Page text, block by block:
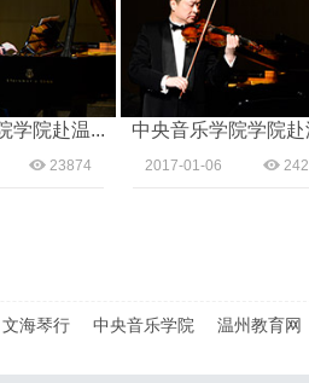
赴温...
23874
中央音乐学院学院赴温...
2017-01-06 24274
文海琴行 中央音乐学院 温州教育网